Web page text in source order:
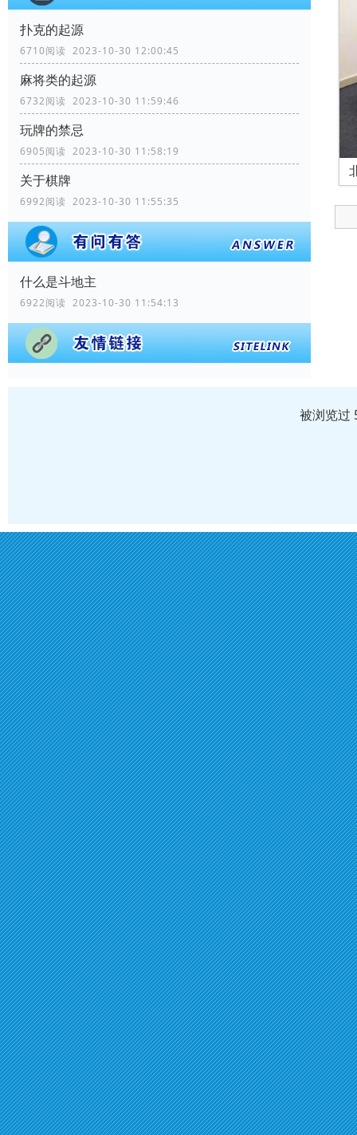
扑克的起源
6710阅读 2023-10-30 12:00:45
麻将类的起源
6732阅读 2023-10-30 11:59:46
玩牌的禁忌
6905阅读 2023-10-30 11:58:19
关于棋牌
6992阅读 2023-10-30 11:55:35
什么是斗地主
6922阅读 2023-10-30 11:54:13
被浏览过